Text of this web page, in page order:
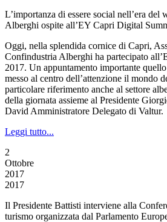
L’importanza di essere social nell’era del
Alberghi ospite all’EY Capri Digital
Oggi, nella splendida cornice di Capri,
Confindustria Alberghi ha partecipato
2017. Un appuntamento importante
messo al centro dell’attenzione il mondo
particolare riferimento anche al settore
della giornata assieme al Presidente
David Amministratore Delegato di Valtur.
Leggi tutto...
2
Ottobre
2017
2017
Il Presidente Battisti interviene alla
turismo organizzata dal Parlamento